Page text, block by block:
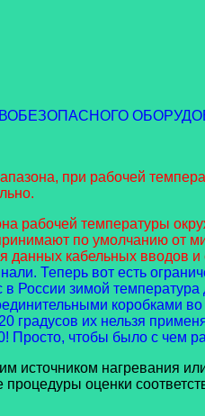
при рабочей
рабочей температуры
по умолчанию от
данных кабельных вводов и
Теперь вот есть
России зимой
коробками
их нельзя
Просто, чтобы было с чем
источником нагревания
оценки